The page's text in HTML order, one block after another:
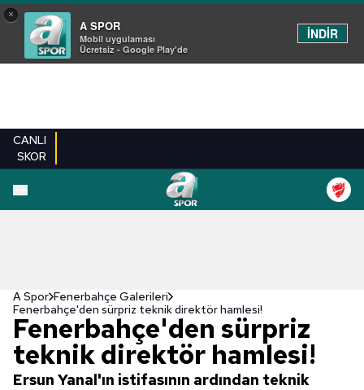
×
A SPOR
Mobil uygulaması
Ücretsiz - Google Play'de
İNDİR
CANLI
SKOR
EN YENILER
A Spor Fenerbahçe Galerileri
Fenerbahçe'den sürpriz teknik direktör hamlesi!
Fenerbahçe'den sürpriz
teknik direktör hamlesi!
Ersun Yanal'ın istifasının ardından teknik